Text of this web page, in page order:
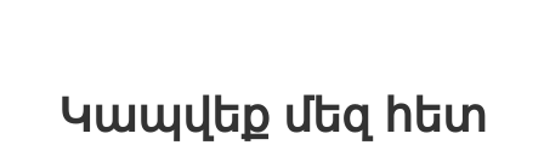
Կապվեք մեզ հետ